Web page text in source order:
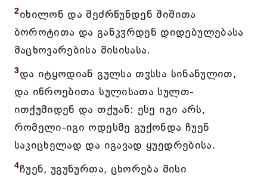
2იხილონ და შეძრწუნდენ შიშითა
ბოროტითა და განკჳრდენ დიდებულებასა
მაცხოვარებისა მისისასა.
3და იტყოდიან გულსა თჳსსა სინანულით,
და იწროებითა სულისათა სულთ-
ითქუმიდენ და თქუან: ესე იგი არს,
რომელი-იგი ოდესმე გუქონდა ჩუენ
საკიცხელად და იგავად ყუედრებისა.
4ჩუენ, უგუნურთა, ცხორება მისი